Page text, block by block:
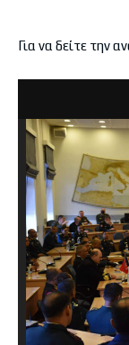
Για να δείτε την